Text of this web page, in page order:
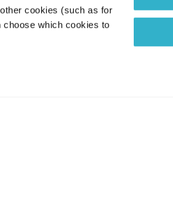
cookies (such as for
which cookies to